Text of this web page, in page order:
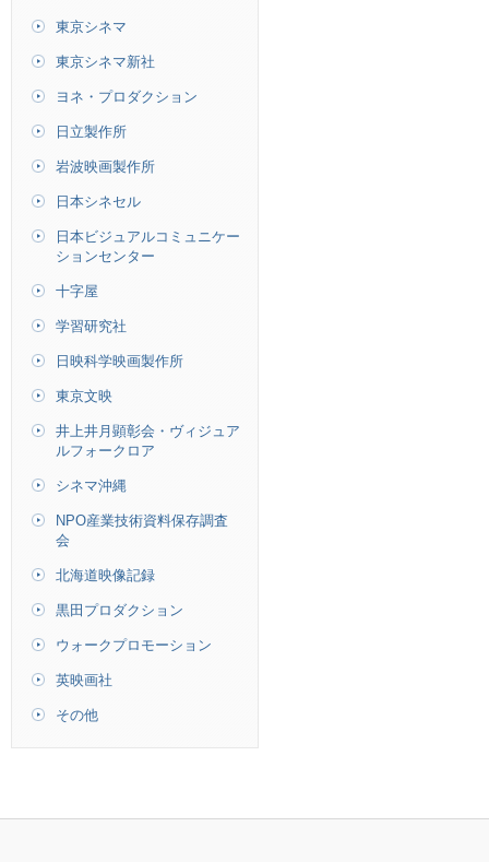
東京シネマ
東京シネマ新社
ヨネ・プロダクション
日立製作所
岩波映画製作所
日本シネセル
日本ビジュアルコミュニケー
ションセンター
十字屋
学習研究社
日映科学映画製作所
東京文映
井上井月顕彰会・ヴィジュア
ルフォークロア
シネマ沖縄
NPO産業技術資料保存調査
会
北海道映像記録
黒田プロダクション
ウォークプロモーション
英映画社
その他